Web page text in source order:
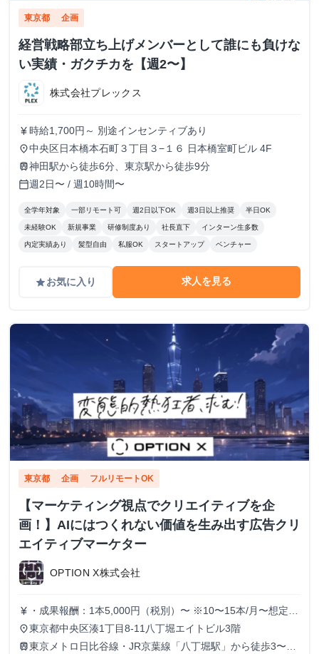
東京都 企画
経営戦略部立ち上げメンバーとして誰にも負けな
い実績・ガクチカを【週2〜】
株式会社プレックス
currency_yen 時給1,700円～ 別途インセンティブあり
place中央区日本橋本石町３丁目３−１６ 日本橋室町ビル 4F
train神田駅から徒歩6分、東京駅から徒歩9分
calendar_today週2日〜 / 週10時間〜
全学年対象 一部リモート可 週2日以下OK 週3日以上推奨 半日OK
未経験OK 新規事業 研修制度あり 社長直下 インターン生多数
内定実績あり 髪型自由 私服OK スタートアップ ベンチャー
gradeお気に入り 求人を見る
東京都 企画 フルリモートOK
【マーケティング視点でクリエイティブを企
画！】AIにはつくれない価値を生み出す広告クリ
エイティブマーケター
OPTION X株式会社
currency_yen ・成果報酬：1本5,000円（税別）〜 ※10〜15本/月〜想定
※経験、実績、能力等によって変動 ※トライアル期間の場
合変動あり
place東京都中央区湊1丁目8-11八丁堀エイトビル3階
train東京メトロ日比谷線・JR京葉線「八丁堀駅」から徒歩3〜6